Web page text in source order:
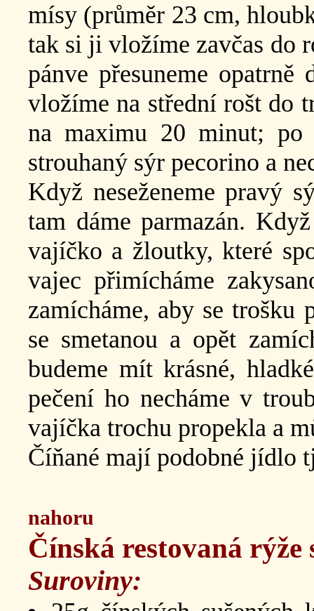
mísy (průměr 23 cm,
tak si ji vložíme zavčas do
pánve přesuneme
vložíme na střední rošt do
na maximu 20 minut; po
strouhaný sýr pecorino a
Když neseženeme pravý
tam dáme parmazán.
vajíčko a žloutky, které
vajec přimícháme
zamícháme, aby se trošku
se smetanou a opět
budeme mít krásné,
pečení ho necháme v
vajíčka trochu propekla a
Číňané mají podobné jídlo
nahoru
Čínská restovaná rýže
Suroviny: